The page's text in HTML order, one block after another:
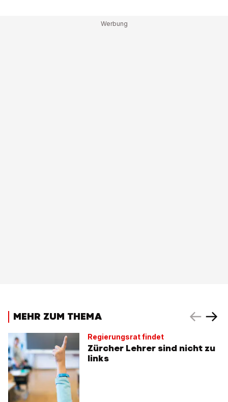
MEHR ZUM THEMA
Regierungsrat findet
Zürcher Lehrer sind nicht zu
links